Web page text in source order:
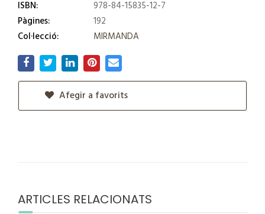
ISBN:
978-84-15835-12-7
Pàgines:
192
Col·lecció:
MIRMANDA
Afegir a favorits
ARTICLES RELACIONATS